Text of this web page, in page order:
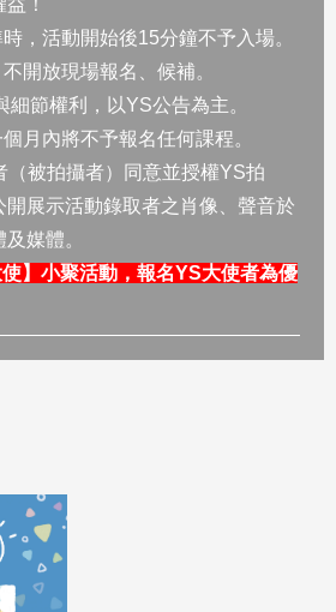
！
，活動開始後15分鐘不予入場。
開放現場報名、候補。
細節權利，以YS公告為主。
月內將不予報名任何課程。
（被拍攝者）同意並授權YS拍
展示活動錄取者之肖像、聲音於
媒體。
】小聚活動，報名YS大使者為優